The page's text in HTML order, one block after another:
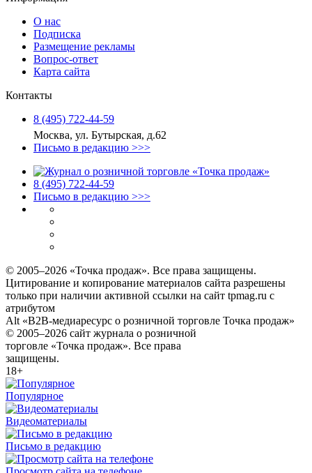
О нас
Подписка
Размещение рекламы
Вопрос-ответ
Карта сайта
Контакты
8 (495) 722‑44‑59
Москва, ул. Бутырская, д.62
Письмо в редакцию >>>
8 (495) 722‑44‑59
Письмо в редакцию >>>
© 2005–2026 «Точка продаж». Все права защищены.
Цитирование и копирование материалов сайта разрешены
только при наличии активной ссылки на сайт tpmag.ru с
атрибутом
Alt «B2B-медиаресурс о розничной торговле Точка продаж»
© 2005–2026 сайт журнала о розничной
торговле «Точка продаж». Все права
защищены.
18+
Популярное
Видеоматериалы
Письмо в редакцию